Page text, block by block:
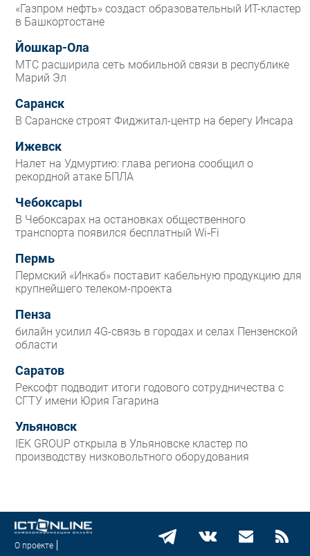
«Газпром нефть» создаст образовательный ИТ-кластер
в Башкортостане
Йошкар-Ола
МТС расширила сеть мобильной связи в республике
Марий Эл
Саранск
В Саранске строят Фиджитал-центр на берегу Инсара
Ижевск
Налет на Удмуртию: глава региона сообщил о
рекордной атаке БПЛА
Чебоксары
В Чебоксарах на остановках общественного
транспорта появился бесплатный Wi‑Fi
Пермь
Пермский «Инкаб» поставит кабельную продукцию для
крупнейшего телеком-проекта
Пенза
билайн усилил 4G-связь в городах и селах Пензенской
области
Саратов
Рексофт подводит итоги годового сотрудничества с
СГТУ имени Юрия Гагарина
Ульяновск
IEK GROUP открыла в Ульяновске кластер по
производству низковольтного оборудования
О проекте